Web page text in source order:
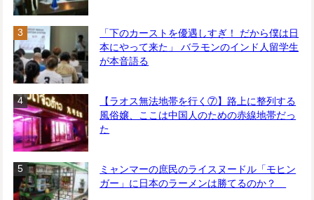
「下のカーストを優遇しすぎ！ だから僕は日
本にやって来た」 バラモンのインド人留学生
が本音語る
【ラオス無法地帯を行く⑦】路上に整列する
風俗嬢、ここは中国人のための赤線地帯だっ
た
ミャンマーの庶民のライスヌードル「モヒン
ガー」に日本のラーメンは勝てるのか？